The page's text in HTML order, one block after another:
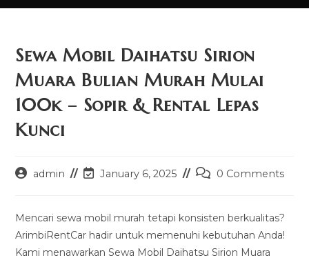
Sewa Mobil Daihatsu Sirion
Muara Bulian Murah Mulai
100k – Sopir & Rental Lepas
Kunci
Postadmin
PostJanuary 6, 2025
Post0 Comments
Mencari sewa mobil murah tetapi konsisten berkualitas?
ArimbiRentCar hadir untuk memenuhi kebutuhan Anda!
Kami menawarkan Sewa Mobil Daihatsu Sirion Muara